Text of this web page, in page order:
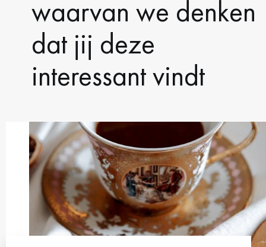
waarvan we denken
dat jij deze
interessant vindt